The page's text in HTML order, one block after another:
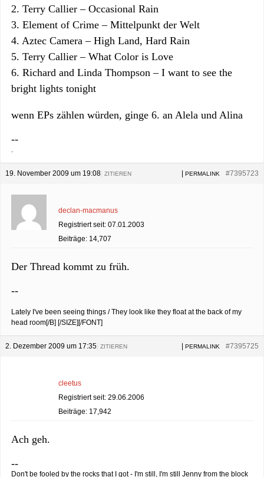
2. Terry Callier – Occasional Rain
3. Element of Crime – Mittelpunkt der Welt
4. Aztec Camera – High Land, Hard Rain
5. Terry Callier – What Color is Love
6. Richard and Linda Thompson – I want to see the
bright lights tonight
wenn EPs zählen würden, ginge 6. an Alela und Alina
--
.
19. November 2009 um 19:08 #7395723
PERMALINK
ZITIEREN
declan-macmanus
Registriert seit: 07.01.2003
Beiträge: 14,707
Der Thread kommt zu früh.
--
Lately I've been seeing things / They look like they float at the back of my
head room[/B] [/SIZE][/FONT]
2. Dezember 2009 um 17:35 #7395725
PERMALINK
ZITIEREN
cleetus
Registriert seit: 29.06.2006
Beiträge: 17,942
Ach geh.
--
Don't be fooled by the rocks that I got - I'm still, I'm still Jenny from the block